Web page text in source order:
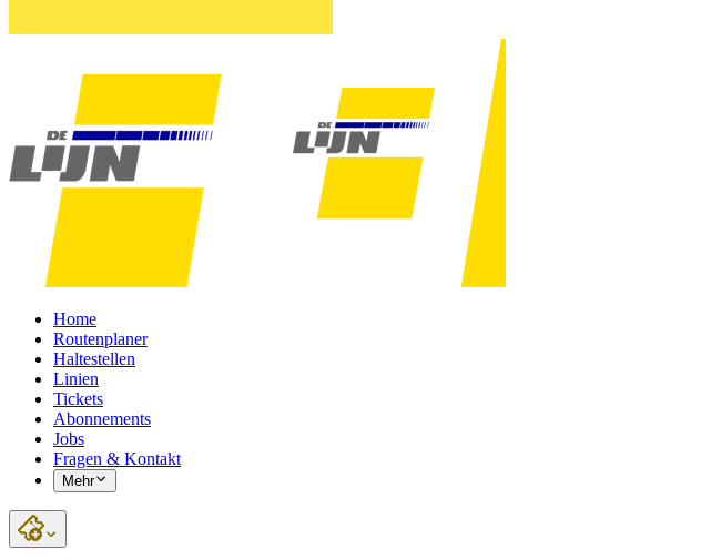
Home
Routenplaner
Haltestellen
Linien
Tickets
Abonnements
Jobs
Fragen & Kontakt
Mehr